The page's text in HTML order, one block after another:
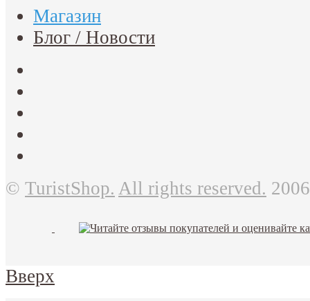
Магазин
Блог / Новости
© TuristShop. All rights reserved.
Вверх